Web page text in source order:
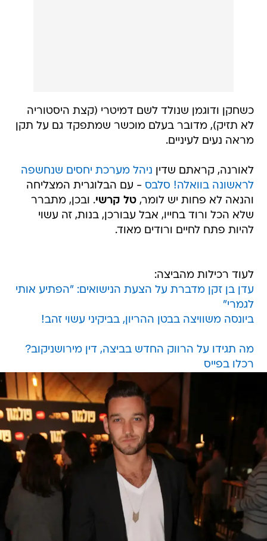
כשחקן ודוגמן שנולד לשם דמיטרי (קצת היסטוריה
לא תזיק), מדובר בעלם מוכשר שמתפקד גם על תקן
מראה נעים לעיניים.
לאורנה, קראתם שדין ניהל מערכת יחסים שנחשפה
לראשונה בוואלה! סלבס - עם הבלוגרית המצליחה
והנאה לא פחות יש לומר,טל קרשי. ובכן, מתברר
שלא הכל ורוד בחייו, אבל עבורכן, בנות, זה עשוי
להיות פתח לחיים ורודים מאוד.
לעוד רכילות מהביצה:
עדן בן זקן מדברת על הצעת הנישואים: "הפתיע אותי
לגמרי"
ביונסה משוויצה בבטן ההריון, בביקיני עשוי זהב!
מה תגידו על הרווק החדש בביצה, דין מירושניקוב?
רכלו בפייס